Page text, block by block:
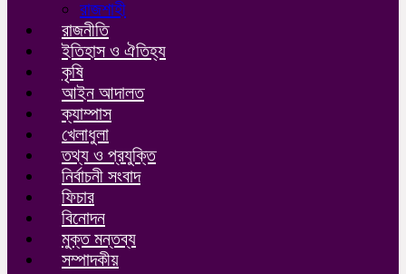
রাজশাহী
রাজনীতি
ইতিহাস ও ঐতিহ্য
কৃষি
আইন আদালত
ক্যাম্পাস
খেলাধুলা
তথ্য ও প্রযুক্তি
নির্বাচনী সংবাদ
ফিচার
বিনোদন
মুক্ত মন্তব্য
সম্পাদকীয়